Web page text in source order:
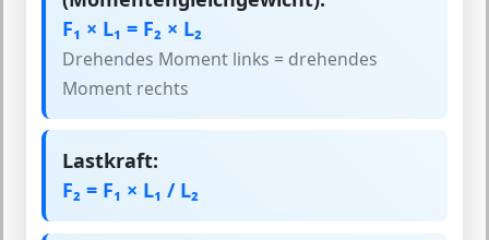
F₁ × L₁ = F₂ × L₂
Drehendes Moment links = drehendes
Moment rechts
Lastkraft:
F₂ = F₁ × L₁ / L₂